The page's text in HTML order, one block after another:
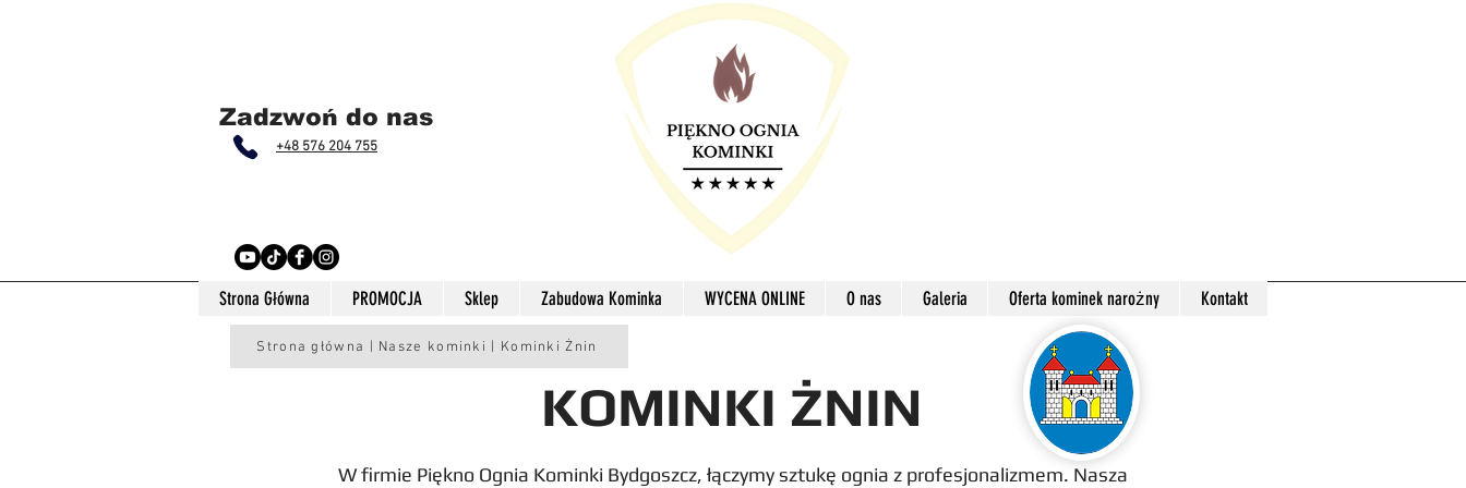
Zadzwoń do nas
+48 576 204 755
Strona Główna PROMOCJA Sklep Zabudowa Kominka WYCENA ONLINE O nas Galeria Oferta kominek narożny Kontakt
Strona główna | Nasze kominki | Kominki Żnin
KOMINKI ŻNIN
W firmie Piękno Ognia Kominki Bydgoszcz, łączymy sztukę ognia z profesjonalizmem. Nasza